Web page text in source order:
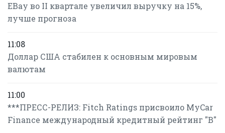
EBay во II квартале увеличил выручку на 15%,
лучше прогноза
11:08
Доллар США стабилен к основным мировым
валютам
11:00
***ПРЕСС-РЕЛИЗ: Fitch Ratings присвоило MyCar
Finance международный кредитный рейтинг "B"